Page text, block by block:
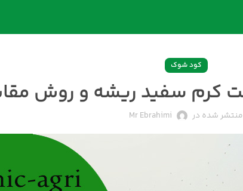
کود شوک
منتشر شده در Mr Ebrahimi